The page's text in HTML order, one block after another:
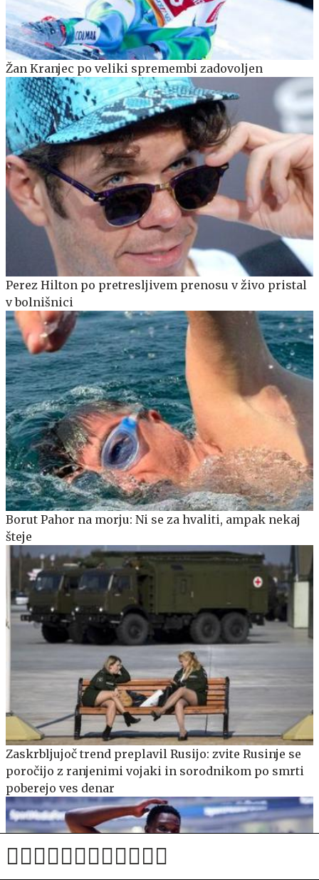
Žan Kranjec po veliki spremembi zadovoljen
Perez Hilton po pretresljivem prenosu v živo pristal
v bolnišnici
Borut Pahor na morju: Ni se za hvaliti, ampak nekaj
šteje
Zaskrbljujoč trend preplavil Rusijo: zvite Rusinje se
poročijo z ranjenimi vojaki in sorodnikom po smrti
poberejo ves denar